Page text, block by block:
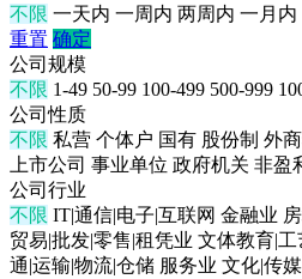
不限 一天内 一周内 两周内 一月内
重置 确定
公司规模
不限 1-49 50-99 100-499 500-999
公司性质
不限 私营 个体户 国有 股份制 外
上市公司 事业单位 政府机关 非盈
公司行业
不限 IT|通信|电子|互联网 金融业
贸易|批发|零售|租凭业 文体教育|
通|运输|物流|仓储 服务业 文化|传